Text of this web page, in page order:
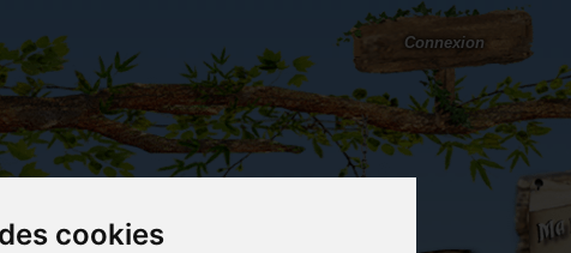
cookies
Connexion